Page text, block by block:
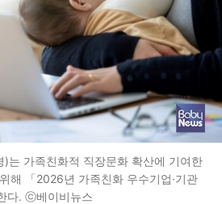
)는 가족친화적 직장문화 확산에 기여한
해 「2026년 가족친화 우수기업·기관
다. ⓒ베이비뉴스